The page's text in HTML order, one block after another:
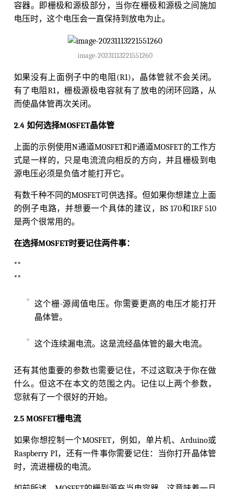
容器。即栅极和源极部分，当你在栅极和源极之间施加
电压时，这个电压会一直保持到放电为止。
image-20231113221551260
如果没有上面例子中的电阻(R1)，晶体管就不会关闭。
有了电阻R1，栅极源极电容就有了放电的闭环回路，从
而使晶体管再次关闭。
2.4 如何选择MOSFET晶体管
上面的示例使用N通道MOSFET和P通道MOSFET的工作方
式是一样的，只是电流流向相反的方向，并且栅极到电
源电压必须是负值才能打开它。
有数千种不同的MOSFET可供选择。但如果你想建立上面
的例子电路，并想要一个具体的建议，BS 170和IRF 510
是两个很常用的。
在选择MOSFET时要记住两件事：
**
**
这个栅-源阈值电压。你需要更高的电压才能打开
晶体管。
这个连续漏电流。这是流经晶体管的最大电流。
还有其他重要的参数也需要记住，不过这取决于你在做
什么。但这不在本文的范围之内。记住以上两个参数，
您就有了一个很好的开始。
2.5 MOSFET栅电流
如果你想控制一个MOSFET，例如，单片机、Arduino或
Raspberry PI，还有一件事你需要记住：当你打开晶体管
时，流进栅极的电流。